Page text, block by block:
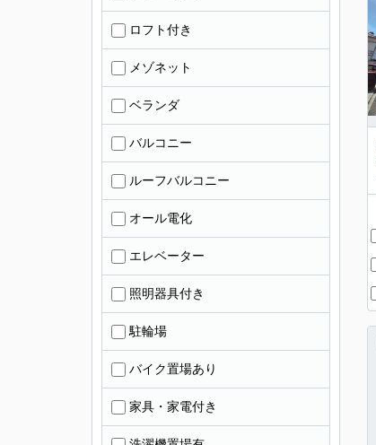
ロフト付き
メゾネット
ベランダ
バルコニー
ルーフバルコニー
オール電化
エレベーター
照明器具付き
駐輪場
バイク置場あり
家具・家電付き